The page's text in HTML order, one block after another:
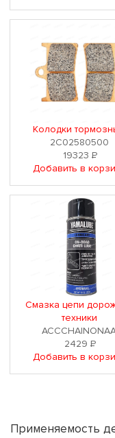
Колодки
2C02580500
19323 Р
Добавить в
Смазка цепи
техники
2429 Р
Добавить в
Применяемость